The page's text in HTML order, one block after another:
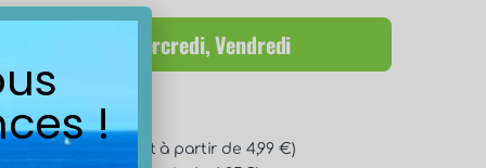
: Lundi, Mercredi, Vendredi
disponibles :
72h* (Frais de port à partir de 4,99 €)
!